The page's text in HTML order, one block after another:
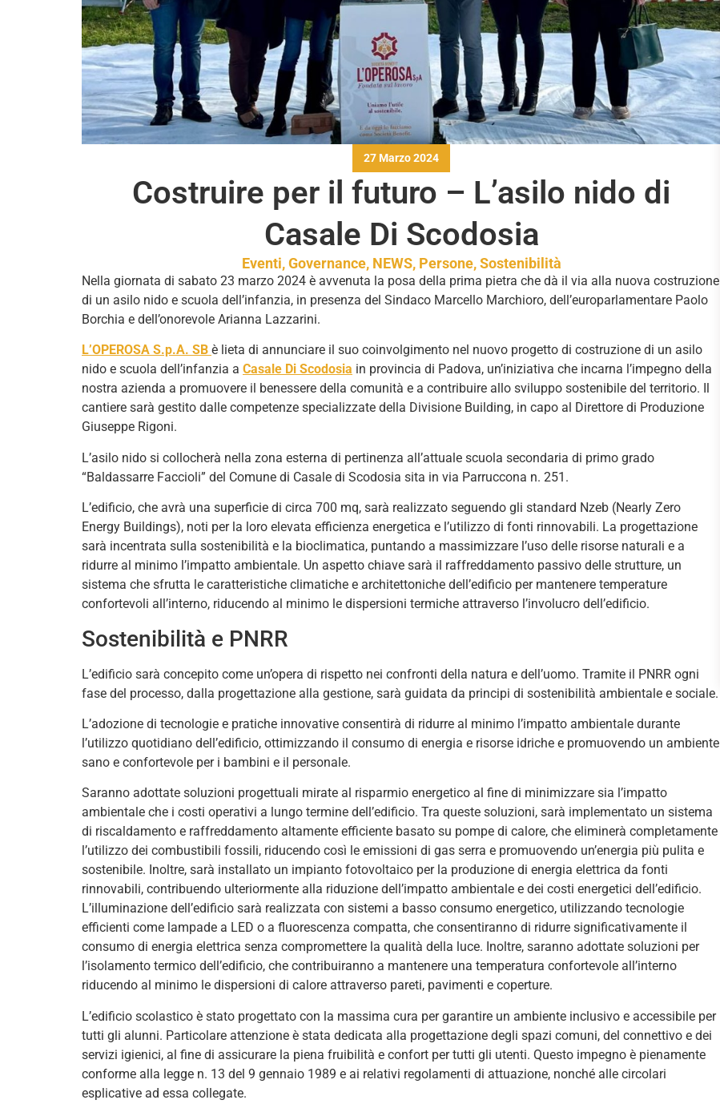
27 Marzo 2024
Costruire per il futuro – L’asilo nido di
Casale Di Scodosia
Eventi,Governance, NEWS, Persone,Sostenibilità
Nella giornata di sabato 23 marzo 2024 è avvenuta la posa della prima pietra che dà il via alla nuova costruzione
di un asilo nido e scuola dell’infanzia, in presenza del Sindaco Marcello Marchioro, dell’europarlamentare Paolo
Borchia e dell’onorevole Arianna Lazzarini.
L’OPEROSA S.p.A. SB è lieta di annunciare il suo coinvolgimento nel nuovo progetto di costruzione di un asilo
nido e scuola dell’infanzia a Casale Di Scodosia in provincia di Padova, un’iniziativa che incarna l’impegno della
nostra azienda a promuovere il benessere della comunità e a contribuire allo sviluppo sostenibile del territorio. Il
cantiere sarà gestito dalle competenze specializzate della Divisione Building, in capo al Direttore di Produzione
Giuseppe Rigoni.
L’asilo nido si collocherà nella zona esterna di pertinenza all’attuale scuola secondaria di primo grado
“Baldassarre Faccioli” del Comune di Casale di Scodosia sita in via Parruccona n. 251.
L’edificio, che avrà una superficie di circa 700 mq, sarà realizzato seguendo gli standard Nzeb (Nearly Zero
Energy Buildings), noti per la loro elevata efficienza energetica e l’utilizzo di fonti rinnovabili. La progettazione
sarà incentrata sulla sostenibilità e la bioclimatica, puntando a massimizzare l’uso delle risorse naturali e a
ridurre al minimo l’impatto ambientale. Un aspetto chiave sarà il raffreddamento passivo delle strutture, un
sistema che sfrutta le caratteristiche climatiche e architettoniche dell’edificio per mantenere temperature
confortevoli all’interno, riducendo al minimo le dispersioni termiche attraverso l’involucro dell’edificio.
Sostenibilità e PNRR
L’edificio sarà concepito come un’opera di rispetto nei confronti della natura e dell’uomo. Tramite il PNRR ogni
fase del processo, dalla progettazione alla gestione, sarà guidata da principi di sostenibilità ambientale e sociale.
L’adozione di tecnologie e pratiche innovative consentirà di ridurre al minimo l’impatto ambientale durante
l’utilizzo quotidiano dell’edificio, ottimizzando il consumo di energia e risorse idriche e promuovendo un ambiente
sano e confortevole per i bambini e il personale.
Saranno adottate soluzioni progettuali mirate al risparmio energetico al fine di minimizzare sia l’impatto
ambientale che i costi operativi a lungo termine dell’edificio. Tra queste soluzioni, sarà implementato un sistema
di riscaldamento e raffreddamento altamente efficiente basato su pompe di calore, che eliminerà completamente
l’utilizzo dei combustibili fossili, riducendo così le emissioni di gas serra e promuovendo un’energia più pulita e
sostenibile. Inoltre, sarà installato un impianto fotovoltaico per la produzione di energia elettrica da fonti
rinnovabili, contribuendo ulteriormente alla riduzione dell’impatto ambientale e dei costi energetici dell’edificio.
L’illuminazione dell’edificio sarà realizzata con sistemi a basso consumo energetico, utilizzando tecnologie
efficienti come lampade a LED o a fluorescenza compatta, che consentiranno di ridurre significativamente il
consumo di energia elettrica senza compromettere la qualità della luce. Inoltre, saranno adottate soluzioni per
l’isolamento termico dell’edificio, che contribuiranno a mantenere una temperatura confortevole all’interno
riducendo al minimo le dispersioni di calore attraverso pareti, pavimenti e coperture.
L’edificio scolastico è stato progettato con la massima cura per garantire un ambiente inclusivo e accessibile per
tutti gli alunni. Particolare attenzione è stata dedicata alla progettazione degli spazi comuni, del connettivo e dei
servizi igienici, al fine di assicurare la piena fruibilità e confort per tutti gli utenti. Questo impegno è pienamente
conforme alla legge n. 13 del 9 gennaio 1989 e ai relativi regolamenti di attuazione, nonché alle circolari
esplicative ad essa collegate.